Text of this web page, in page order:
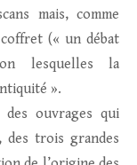
mais, comme
(« un débat
lesquelles la
».
ouvrages qui
trois grandes